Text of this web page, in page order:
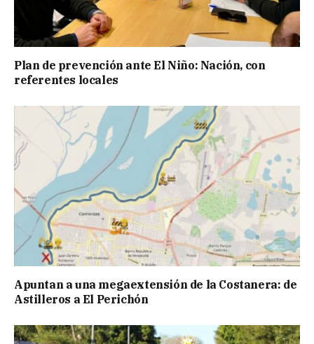
Plan de prevención ante El Niño: Nación, con
referentes locales
Apuntan a una megaextensión de la Costanera: de
Astilleros a El Perichón